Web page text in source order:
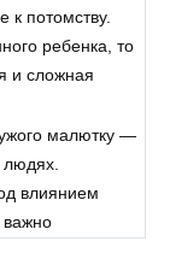
к потомству.
ребенка, то
и сложная
малютку —
влиянием
важно